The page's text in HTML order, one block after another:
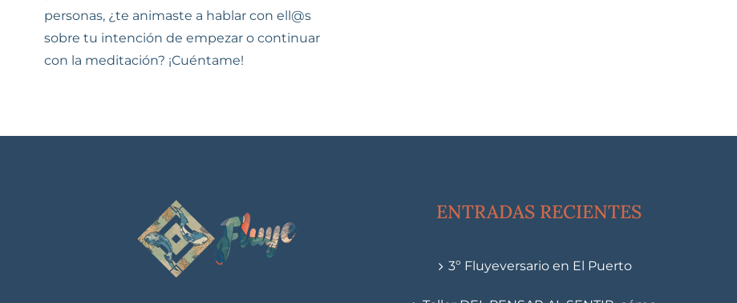
personas, ¿te animaste a hablar con ell@s
sobre tu intención de empezar o continuar
con la meditación? ¡Cuéntame!
ENTRADAS RECIENTES
3º Fluyeversario en El Puerto